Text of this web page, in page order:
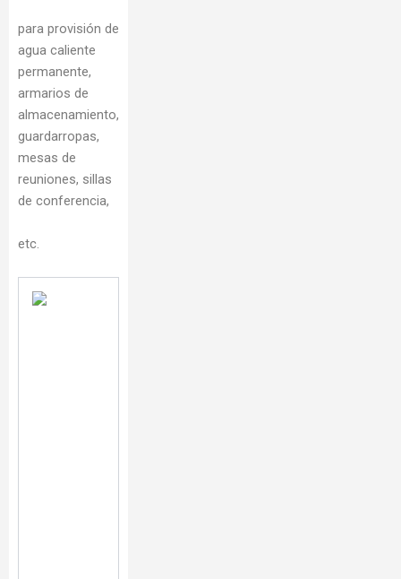
para provisión de
agua caliente
permanente,
armarios de
almacenamiento,
guardarropas,
mesas de
reuniones, sillas
de conferencia,
etc.